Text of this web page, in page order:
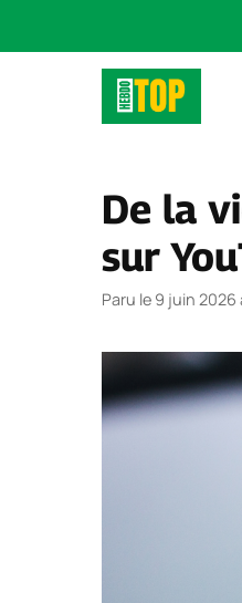
De la
sur
Paru le 9 juin 2026